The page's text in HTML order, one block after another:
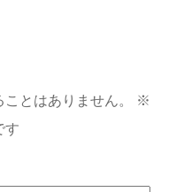
とはありません。
※
す